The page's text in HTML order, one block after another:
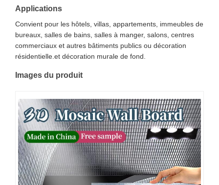
Applications
Convient pour les hôtels, villas, appartements, immeubles de
bureaux, salles de bains, salles à manger, salons, centres
commerciaux et autres bâtiments publics ou décoration
résidentielle.et décoration murale de fond.
Images du produit